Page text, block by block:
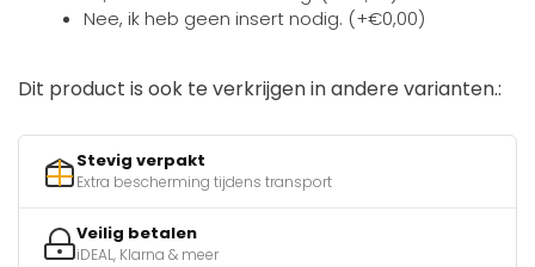
Nee, ik heb geen insert nodig. (+€0,00)
Dit product is ook te verkrijgen in andere varianten.:
Stevig verpakt
Extra bescherming tijdens transport
Veilig betalen
iDEAL, Klarna & meer